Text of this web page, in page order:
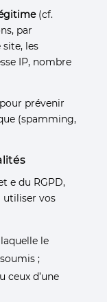
(cf.
par
site, les
IP, nombre
prévenir
(spamming,
e du RGPD,
utiliser vos
le
;
ceux d’une